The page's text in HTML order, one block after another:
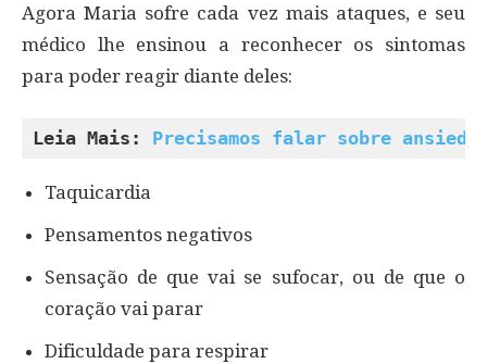
Agora Maria sofre cada vez mais ataques, e seu
médico lhe ensinou a reconhecer os sintomas
para poder reagir diante deles:
Leia Mais: Precisamos falar sobre
Taquicardia
Pensamentos negativos
Sensação de que vai se sufocar, ou de que o
coração vai parar
Dificuldade para respirar